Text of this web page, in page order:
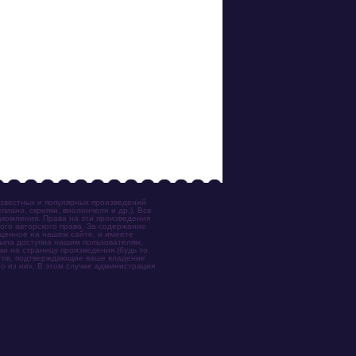
и популярных произведений
скрипки, виолончели и др.). Все
Права на эти произведения
авторского права. За содержание
на нашем сайте, и имеете
доступна нашим пользователям,
на страницу произведения (будь то
подтверждающие ваше владение
из них. В этом случае администрация